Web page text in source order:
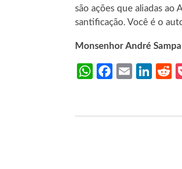
são ações que aliadas ao
santificação. Você é o
Monsenhor André
WhatsApp
Facebook
Email